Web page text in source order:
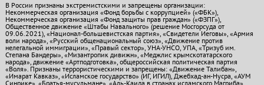
В России признаны экстремистскими и запрещены организации:
Некоммерческая организация «Фонд борьбы с коррупцией» («ФБК»),
Некоммерческая организация «Фонд защиты прав граждан» («ФЗПГ»),
Общественное движение «Штабы Навального» (решение Мосгорсуда от
09.06.2021), «Национал-большевистская партия», «Свидетели Иеговы», «Армия
воли народа», «Русский общенациональный союз», «Движение против
нелегальной иммиграции», «Правый сектор», УНА-УНСО, УПА, «Тризуб им.
Степана Бандеры», «Мизантропик дивижн», «Меджлис крымскотатарского
народа», движение «Артподготовка», общероссийская политическая партия
«Воля». Признаны террористическими и запрещены: «Движение Талибан»,
«Имарат Кавказ», «Исламское государство» (ИГ, ИГИЛ), Джебхад-ан-Нусра, «АУМ
Синрике», «Братья-мусульмане», «Аль-Каида в странах исламского Магриба».